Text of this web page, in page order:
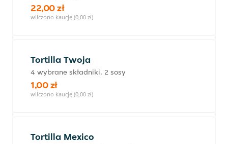
22,00 zł
wliczono kaucję (0,00 zł)
Tortilla Twoja
4 wybrane składniki, 2 sosy
1,00 zł
wliczono kaucję (0,00 zł)
Tortilla Mexico